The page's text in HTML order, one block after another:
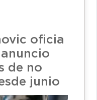
oficia
de no
junio